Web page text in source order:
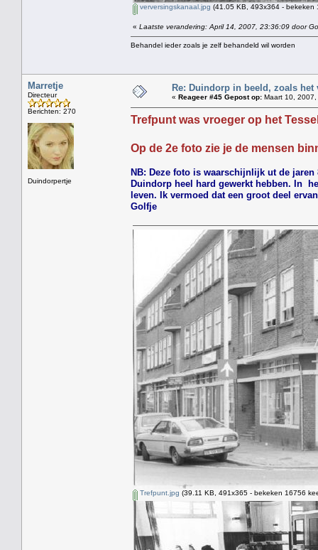
verversingskanaal.jpg (41.05 KB, 493x364 - bekeken
« Laatste verandering: April 14, 2007, 23:36:09 door
Behandel ieder zoals je zelf behandeld wil worden
Marretje
Directeur
Berichten: 270
Duindorpertje
Re: Duindorp in beeld, zoals het
« Reageer #45 Gepost op: Maart 10,
Trefpunt was vroeger op het
Op de 2e foto zie je de mensen
NB: Deze foto is waarschijnlijk ut de
Duindorp heel hard gewerkt hebben. In
leven. Ik vermoed dat een groot deel
Golfje
Trefpunt.jpg (39.11 KB, 491x365 - bekeken 16756